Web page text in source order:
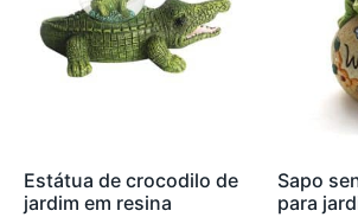
Estátua de crocodilo de
jardim em resina
Sapo
para